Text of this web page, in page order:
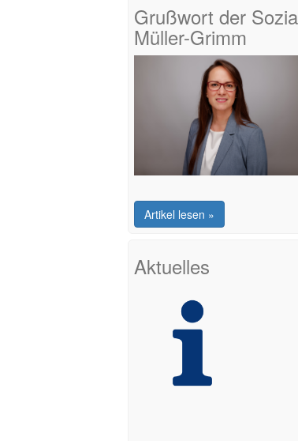
Grußwort der
Müller-Grimm
Artikel lesen »
Aktuelles